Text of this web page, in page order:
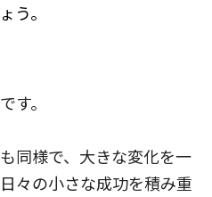
う。
す。
同様で、大きな変化を一
々の小さな成功を積み重